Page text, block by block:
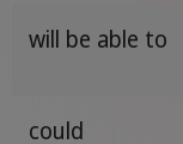
will be able to
could